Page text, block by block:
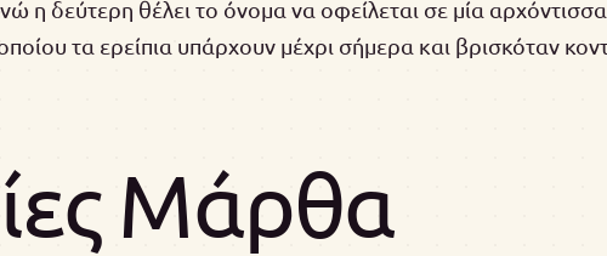
η δεύτερη θέλει το όνομα να οφείλεται σε μία
τα ερείπια υπάρχουν μέχρι σήμερα και βρισκόταν
Μάρθα